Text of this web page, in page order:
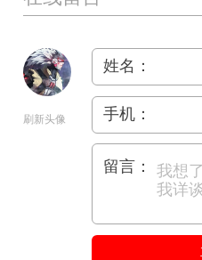
刷新头像
姓名：
手机：
留言：